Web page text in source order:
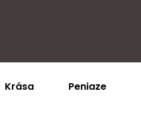
Krása Peniaze